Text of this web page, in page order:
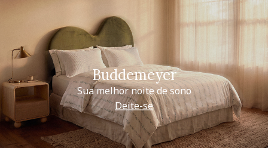
Buddemeyer
Sua melhor noite de sono
Deite-se